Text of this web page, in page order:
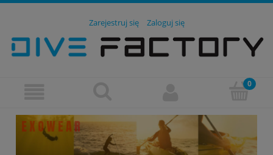
Zarejestruj się Zaloguj się